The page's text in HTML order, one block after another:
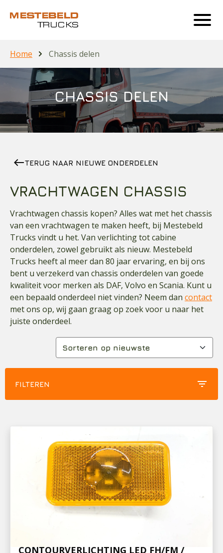
Home Chassis delen
CHASSIS DELEN
westTERUG NAAR NIEUWE ONDERDELEN
VRACHTWAGEN CHASSIS
Vrachtwagen chassis kopen? Alles wat met het chassis
van een vrachtwagen te maken heeft, bij Mestebeld
Trucks vindt u het. Van verlichting tot cabine
onderdelen, zowel gebruikt als nieuw. Mestebeld
Trucks heeft al meer dan 80 jaar ervaring, en bij ons
bent u verzekerd van chassis onderdelen van goede
kwaliteit voor merken als DAF, Volvo en Scania. Kunt u
een bepaald onderdeel niet vinden? Neem dan contact
met ons op, wij gaan graag op zoek voor u naar het
juiste onderdeel.
FILTEREN filter_list
CONTOURVERLICHTING LED FH/FM /